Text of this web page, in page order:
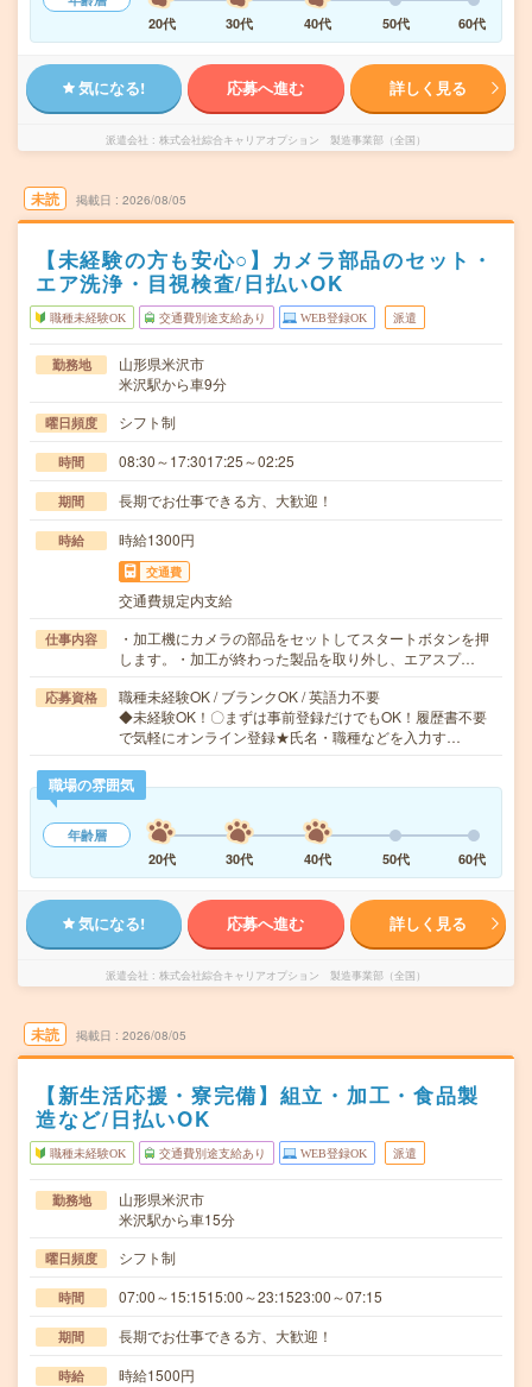
20代
30代 40代 50代 60代
気になる! 応募へ進む 詳しく見る
派遣会社 株式会社綜合キャリアオプション 製造事業部（全国）
未読 掲載日 2026/08/05
【未経験の方も安心○】カメラ部品のセット・
エア洗浄・目視検査/日払いOK
職種未経験OK 交通費別途支給あり WEB登録OK 派遣
勤務地
山形県米沢市
米沢駅から車9分
曜日頻度 シフト制
時間 08:30～17:3017:25～02:25
期間 長期でお仕事できる方、大歓迎！
時給 時給1300円
交通費
交通費規定内支給
仕事内容
・加工機にカメラの部品をセットしてスタートボタンを押
します。・加工が終わった製品を取り外し、エアスプ…
応募資格
職種未経験OK / ブランクOK / 英語力不要
◆未経験OK！〇まずは事前登録だけでもOK！履歴書不要
で気軽にオンライン登録★氏名・職種などを入力す…
職場の雰囲気
年齢層
20代
30代 40代 50代 60代
気になる! 応募へ進む 詳しく見る
派遣会社 株式会社綜合キャリアオプション 製造事業部（全国）
未読 掲載日 2026/08/05
【新生活応援・寮完備】組立・加工・食品製
造など/日払いOK
職種未経験OK 交通費別途支給あり WEB登録OK 派遣
勤務地
山形県米沢市
米沢駅から車15分
曜日頻度 シフト制
時間 07:00～15:1515:00～23:1523:00～07:15
期間 長期でお仕事できる方、大歓迎！
時給 時給1500円